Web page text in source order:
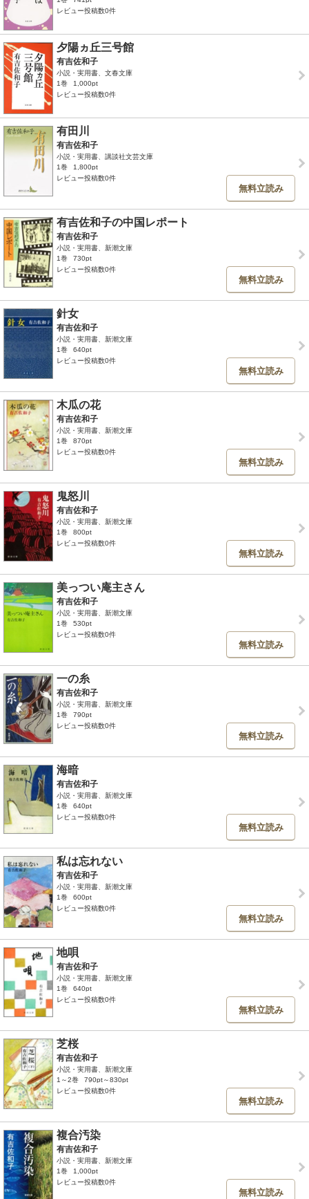
レビュー投稿数0件
夕陽ヵ丘三号館
有吉佐和子
小説・実用書、文春文庫
1巻
1,000pt
レビュー投稿数0件
有田川
有吉佐和子
小説・実用書、講談社文芸文庫
1巻
1,800pt
レビュー投稿数0件
無料立読み
有吉佐和子の中国レポート
有吉佐和子
小説・実用書、新潮文庫
1巻
730pt
レビュー投稿数0件
無料立読み
針女
有吉佐和子
小説・実用書、新潮文庫
1巻
640pt
レビュー投稿数0件
無料立読み
木瓜の花
有吉佐和子
小説・実用書、新潮文庫
1巻
870pt
レビュー投稿数0件
無料立読み
鬼怒川
有吉佐和子
小説・実用書、新潮文庫
1巻
800pt
レビュー投稿数0件
無料立読み
美っつい庵主さん
有吉佐和子
小説・実用書、新潮文庫
1巻
530pt
レビュー投稿数0件
無料立読み
一の糸
有吉佐和子
小説・実用書、新潮文庫
1巻
790pt
レビュー投稿数0件
無料立読み
海暗
有吉佐和子
小説・実用書、新潮文庫
1巻
640pt
レビュー投稿数0件
無料立読み
私は忘れない
有吉佐和子
小説・実用書、新潮文庫
1巻
600pt
レビュー投稿数0件
無料立読み
地唄
有吉佐和子
小説・実用書、新潮文庫
1巻
640pt
レビュー投稿数0件
無料立読み
芝桜
有吉佐和子
小説・実用書、新潮文庫
1～2巻
790pt～830pt
レビュー投稿数0件
無料立読み
複合汚染
有吉佐和子
小説・実用書、新潮文庫
1巻
1,000pt
レビュー投稿数0件
無料立読み